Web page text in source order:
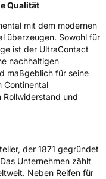
Qualität
mit dem modernen
überzeugen. Sowohl für
ist der UltraContact
nachhaltigen
maßgeblich für seine
Continental
und
der 1871 gegründet
Unternehmen zählt
Neben Reifen für